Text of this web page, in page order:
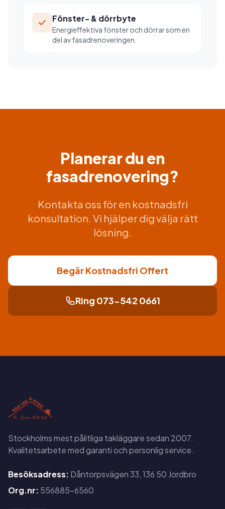
Fönster- & dörrbyte
Energieffektiva fönster och dörrar som en
del av fasadrenoveringen.
Planerar du en
fasadrenovering?
Kontakta oss för en kostnadsfri
konsultation. Vi hjälper dig välja rätt
lösning.
Begär Kostnadsfri Offert
Ring 073-542 0661
Stockholms mest pålitliga takläggare sedan 2007.
Kvalitetsarbete med garanti och personlig service.
Besöksadress: Dåntorpsvägen 33, 136 50 Jordbro
Org.nr: 556885-6560